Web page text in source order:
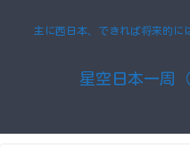
主に西日本、できれば将来的に
星空日本一周